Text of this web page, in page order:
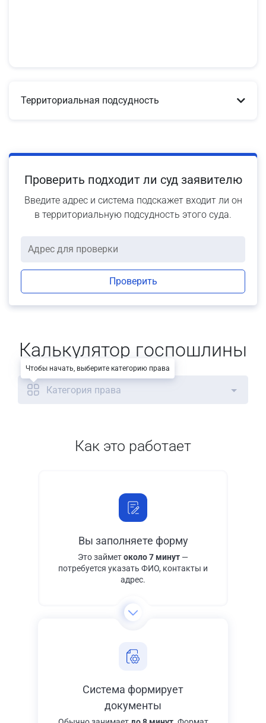
Территориальная подсудность
Проверить подходит ли суд заявителю
Введите адрес и система подскажет входит ли он
в территориальную подсудность этого суда.
Проверить
Калькулятор госпошлины
Категория права
Как это работает
Вы заполняете форму
Это займетоколо 7 минут —
потребуется указать ФИО, контакты и
адрес.
Система формирует
документы
Чтобы начать, выберите категорию права